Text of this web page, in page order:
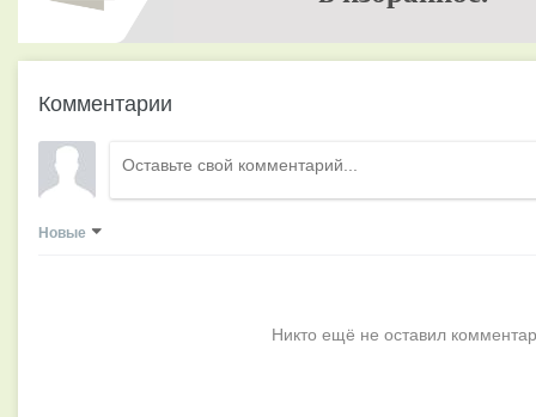
Комментарии
Новые
Никто ещё не оставил